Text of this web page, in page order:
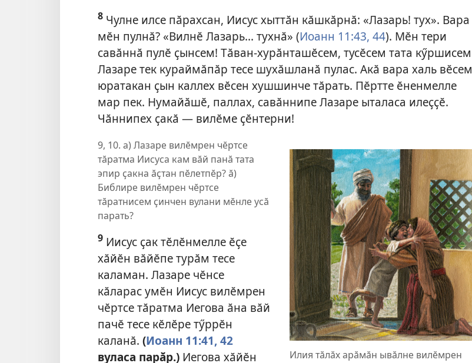
8 Чулне илсе пӑрахсан, Иисус хыттӑн кӑшкӑрнӑ: «Лазарь! тух». Вара
мӗн пулнӑ? «Вилнӗ Лазарь... тухнӑ» (Иоанн 11:43, 44). Мӗн тери
савӑннӑ пулӗ ҫынсем! Тӑван-хурӑнташӗсем, тусӗсем тата кӳршисем
Лазаре тек кураймӑпӑр тесе шухӑшланӑ пулас. Акӑ вара халь вӗсем
юратакан ҫын каллех вӗсен хушшинче тӑрать. Пӗртте ӗненмелле
мар пек. Нумайӑшӗ, паллах, савӑннипе Лазаре ыталаса илеҫҫӗ.
Чӑннипех ҫакӑ — вилӗме ҫӗнтерни!
Илия тӑлӑх арӑмӑн ывӑлне вилӗмрен
9, 10. а) Лазаре вилӗмрен чӗртсе
тӑратма Иисуса кам вӑй панӑ тата
эпир ҫакна ӑҫтан пӗлетпӗр? ӑ)
Библире вилӗмрен чӗртсе
тӑратнисем ҫинчен вулани мӗнле усӑ
парать?
9 Иисус ҫак тӗлӗнмелле ӗҫе
хӑйӗн вӑйӗпе турӑм тесе
каламан. Лазаре чӗнсе
кӑларас умӗн Иисус вилӗмрен
чӗртсе тӑратма Иегова ӑна вӑй
пачӗ тесе кӗлӗре тӳррӗн
каланӑ. (Иоанн 11:41, 42
вуласа парӑр.) Иегова хӑйӗн